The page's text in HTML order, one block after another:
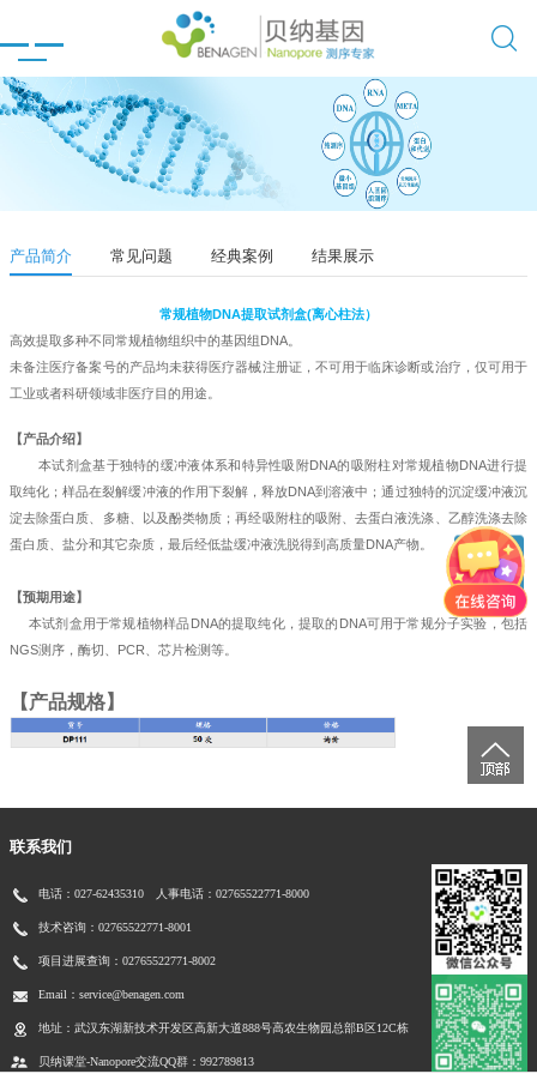

产品简介 常见问题 经典案例 结果展示
常规植物DNA提取试剂盒(离心柱法）
高效提取多种不同常规植物组织中的基因组DNA
未备注医疗备案号的产品均未获得医疗器械注册证，不可用于临床诊断或治疗，仅可用于
工业或者科研领域非医疗目的用途。
【产品介绍】
本试剂盒基于独特的缓冲液体系和特异性吸附DNA的吸附柱对常规植物DNA进行提
取纯化；样品在裂解缓冲液的作用下裂解，释放DNA到溶液中；通过独特的沉淀缓冲液沉
淀去除蛋白质、多糖、以及酚类物质；再经吸附柱的吸附、去蛋白液洗涤、乙醇洗涤去除
蛋白质、盐分和其它杂质，最后经低盐缓冲液洗脱得到高质量DNA产物。
【预期用途】
本试剂盒用于常规植物样品DNA的提取纯化，提取的DNA可用于常规分子实验，包括
NGS测序，酶切、PCR、芯片检测等。
【产品规格】
联系我们
电话：027-62435310 人事电话：02765522771-8000
技术咨询：02765522771-8001
项目进展查询：02765522771-8002
Email：service@benagen.com
地址：武汉东湖新技术开发区高新大道888号高农生物园总部B区12C栋
贝纳课堂-Nanopore交流QQ群：992789813